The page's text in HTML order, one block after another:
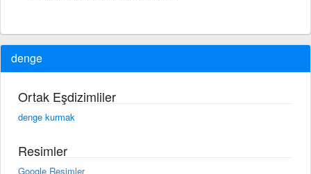
denge
Ortak Eşdizimliler
denge kurmak
Resimler
Google Resimler